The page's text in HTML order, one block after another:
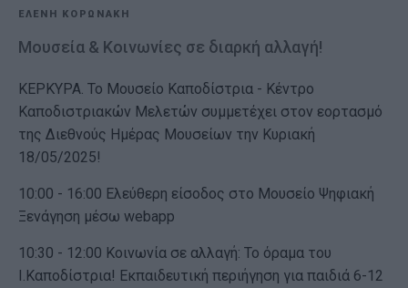
ΕΛΕΝΗ ΚΟΡΩΝΑΚΗ
Μουσεία & Κοινωνίες σε διαρκή αλλαγή!
ΚΕΡΚΥΡΑ. Το Μουσείο Καποδίστρια - Κέντρο
Καποδιστριακών Μελετών συμμετέχει στον εορτασμό
της Διεθνούς Ημέρας Μουσείων την Κυριακή
18/05/2025!
10:00 - 16:00 Ελεύθερη είσοδος στο Μουσείο Ψηφιακή
Ξενάγηση μέσω webapp
10:30 - 12:00 Κοινωνία σε αλλαγή: Το όραμα του
Ι.Καποδίστρια! Εκπαιδευτική περιήγηση για παιδιά 6-12